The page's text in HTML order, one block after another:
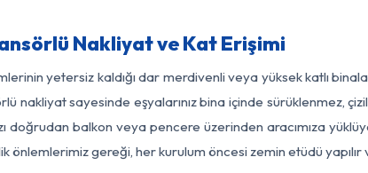
Nakliyat ve Kat Erişimi
yetersiz kaldığı dar merdivenli veya yüksek katlı
nakliyat sayesinde eşyalarınız bina içinde sürüklenmez,
doğrudan balkon veya pencere üzerinden aracımıza
önlemlerimiz gereği, her kurulum öncesi zemin etüdü